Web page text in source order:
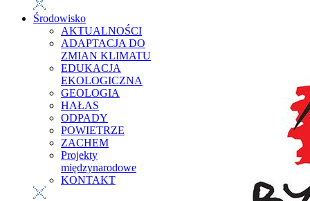
Środowisko
AKTUALNOŚCI
ADAPTACJA DO
ZMIAN KLIMATU
EDUKACJA
EKOLOGICZNA
GEOLOGIA
HAŁAS
ODPADY
POWIETRZE
ZACHEM
Projekty
międzynarodowe
KONTAKT